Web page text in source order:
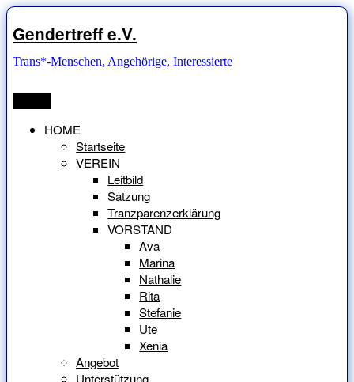
Zum
Inhalt
springen
Gendertreff e.V.
Trans*-Menschen, Angehörige, Interessierte
HOME
Startseite
VEREIN
Leitbild
Satzung
Tranzparenzerklärung
VORSTAND
Ava
Marina
Nathalie
Rita
Stefanie
Ute
Xenia
Angebot
Unterstützung